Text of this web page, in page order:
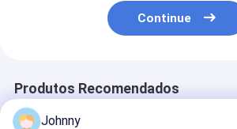
Continue
Produtos Recomendados
Johnny